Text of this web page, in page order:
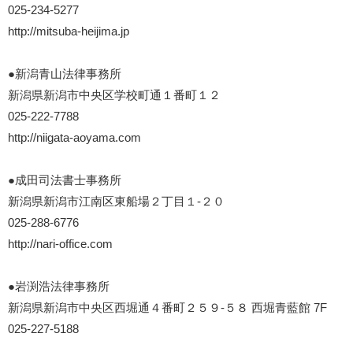
025-234-5277
http://mitsuba-heijima.jp
●新潟青山法律事務所
新潟県新潟市中央区学校町通１番町１２
025-222-7788
http://niigata-aoyama.com
●成田司法書士事務所
新潟県新潟市江南区東船場２丁目１-２０
025-288-6776
http://nari-office.com
●岩渕浩法律事務所
新潟県新潟市中央区西堀通４番町２５９-５８ 西堀青藍館 7F
025-227-5188